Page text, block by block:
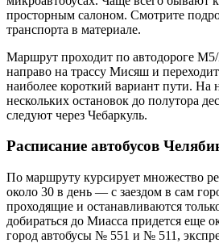
просторным салоном. Смотрите
транспорта в материале.
Маршрут проходит по автодороге М5/
направо на трассу Мисяш и
наиболее короткий вариант пути. На
нескольких остановок до полутора
следуют через Чебаркуль.
Расписание автобусов
По маршруту курсирует множество
около 30 в день — с заездом в сам
проходящие и останавливаются
добираться до Миасса придется еще
город автобусы № 551 и № 511,